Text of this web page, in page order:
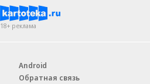
18+ реклама
Android
Обратная связь